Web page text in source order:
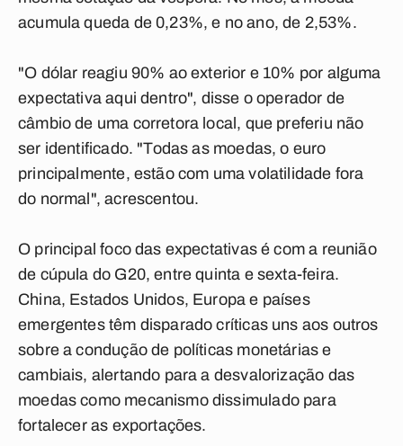
acumula queda de 0,23%, e no ano, de 2,53%.
"O dólar reagiu 90% ao exterior e 10% por alguma
expectativa aqui dentro", disse o operador de
câmbio de uma corretora local, que preferiu não
ser identificado. "Todas as moedas, o euro
principalmente, estão com uma volatilidade fora
do normal", acrescentou.
O principal foco das expectativas é com a reunião
de cúpula do G20, entre quinta e sexta-feira.
China, Estados Unidos, Europa e países
emergentes têm disparado críticas uns aos outros
sobre a condução de políticas monetárias e
cambiais, alertando para a desvalorização das
moedas como mecanismo dissimulado para
fortalecer as exportações.